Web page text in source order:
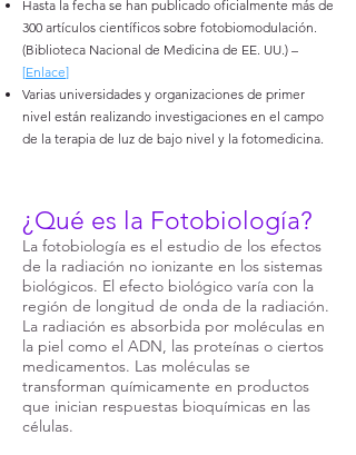
Hasta la fecha se han publicado oficialmente más de
300 artículos científicos sobre fotobiomodulación.
(Biblioteca Nacional de Medicina de EE. UU.) –
[Enlace]
Varias universidades y organizaciones de primer
nivel están realizando investigaciones en el campo
de la terapia de luz de bajo nivel y la fotomedicina.
¿Qué es la Fotobiología?
La fotobiología es el estudio de los efectos
de la radiación no ionizante en los sistemas
biológicos. El efecto biológico varía con la
región de longitud de onda de la radiación.
La radiación es absorbida por moléculas en
la piel como el ADN, las proteínas o ciertos
medicamentos. Las moléculas se
transforman químicamente en productos
que inician respuestas bioquímicas en las
células.